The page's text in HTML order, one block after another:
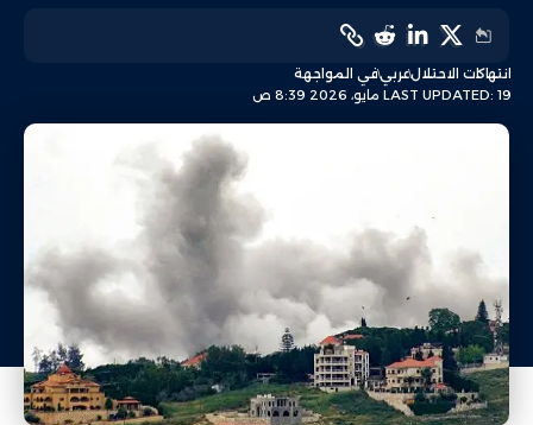
LAST UPDATED: 19 مايو، 2026 8:39 ص
انتهاكات الاحتلالعربيفي المواجهة